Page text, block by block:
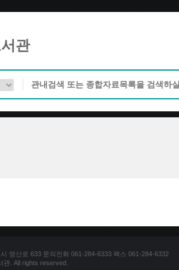
관
영산로 633 문의전화 061-284-6333 팩스 061-284-6332
. All rights reserved.